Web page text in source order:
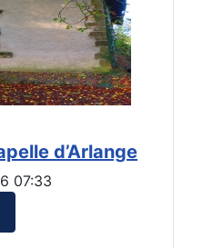
d’Arlange
07:33